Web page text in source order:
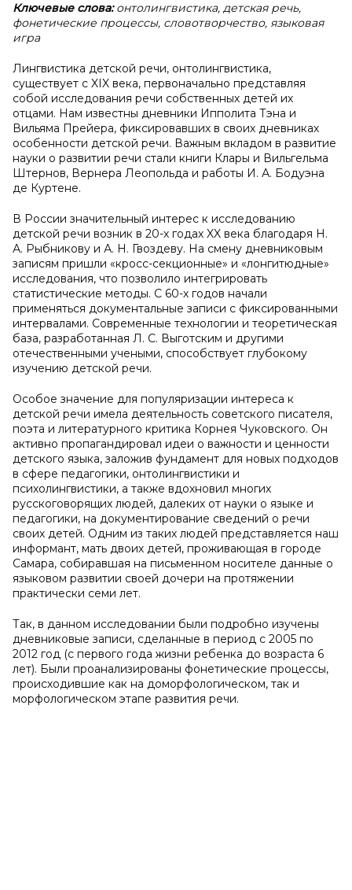
Ключевые слова:онтолингвистика, детская речь,
фонетические процессы, словотворчество, языковая
игра
Лингвистика детской речи, онтолингвистика,
существует с XIX века, первоначально представляя
собой исследования речи собственных детей их
отцами. Нам известны дневники Ипполита Тэна и
Вильяма Прейера, фиксировавших в своих дневниках
особенности детской речи. Важным вкладом в развитие
науки о развитии речи стали книги Клары и Вильгельма
Штернов, Вернера Леопольда и работы И. А. Бодуэна
де Куртене.
В России значительный интерес к исследованию
детской речи возник в 20-х годах XX века благодаря Н.
А. Рыбникову и А. Н. Гвоздеву. На смену дневниковым
записям пришли «кросс-секционные» и «лонгитюдные»
исследования, что позволило интегрировать
статистические методы. С 60-х годов начали
применяться документальные записи с фиксированными
интервалами. Современные технологии и теоретическая
база, разработанная Л. С. Выготским и другими
отечественными учеными, способствует глубокому
изучению детской речи.
Особое значение для популяризации интереса к
детской речи имела деятельность советского писателя,
поэта и литературного критика Корнея Чуковского. Он
активно пропагандировал идеи о важности и ценности
детского языка, заложив фундамент для новых подходов
в сфере педагогики, онтолингвистики и
психолингвистики, а также вдохновил многих
русскоговорящих людей, далеких от науки о языке и
педагогики, на документирование сведений о речи
своих детей. Одним из таких людей представляется наш
информант, мать двоих детей, проживающая в городе
Самара, собиравшая на письменном носителе данные о
языковом развитии своей дочери на протяжении
практически семи лет.
Так, в данном исследовании были подробно изучены
дневниковые записи, сделанные в период с 2005 по
2012 год (с первого года жизни ребенка до возраста 6
лет). Были проанализированы фонетические процессы,
происходившие как на доморфологическом, так и
морфологическом этапе развития речи.